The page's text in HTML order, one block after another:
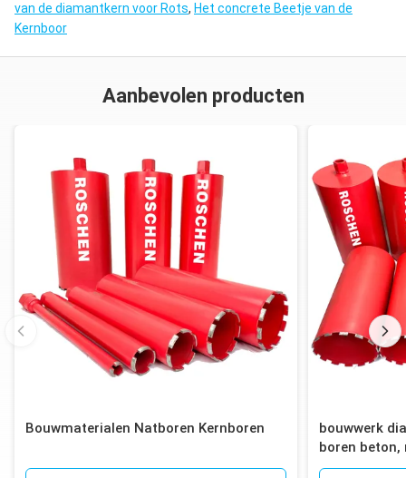
van de diamantkern voor Rots, Het concrete Beetje van de
Kernboor
Aanbevolen producten
Bouwmaterialen Natboren Kernboren
bouwwerk
boren beton,
baksteen,